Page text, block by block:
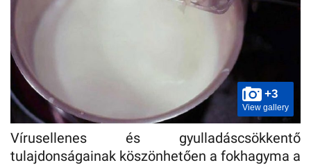
+3
View gallery
Vírusellenes és gyulladáscsökkentő
tulajdonságainak köszönhetően a fokhagyma a